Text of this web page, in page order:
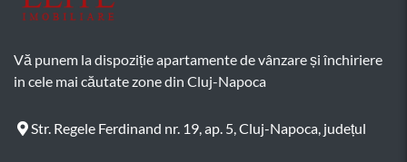
Vă punem la dispoziție apartamente de vânzare și închiriere
in cele mai căutate zone din Cluj-Napoca
Str. Regele Ferdinand nr. 19, ap. 5, Cluj-Napoca, județul